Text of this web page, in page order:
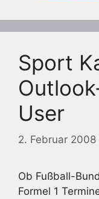
Sport
User
2. Februar 2008
Ob Fußball-
Formel 1